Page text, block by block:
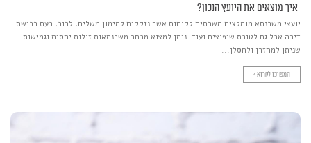
איך מוצאים את היועץ הנכון?
יועצי משכנתא מומלצים משרתים לקוחות אשר נזקקים למימון משלים, לרוב, בעת רכישת
דירה אבל גם לטובת שיפוצים ועוד. ניתן למצוא מבחר משכנתאות זולות יחסית וגמישות
שניתן למחזרן ולחסלן...
המשיכו לקרוא >